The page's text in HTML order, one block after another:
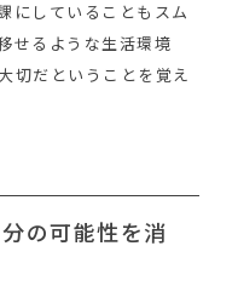
にしていることもスム
せるような生活環境
切だということを覚え
の可能性を消